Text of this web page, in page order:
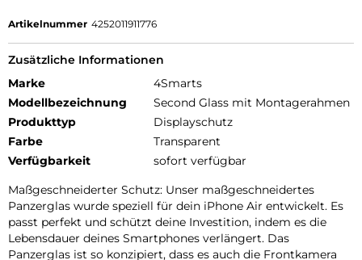
Artikelnummer 4252011911776
Zusätzliche Informationen
Marke
4Smarts
Modellbezeichnung
Second Glass mit Montagerahmen
Produkttyp
Displayschutz
Farbe
Transparent
Verfügbarkeit
sofort verfügbar
Maßgeschneiderter Schutz: Unser maßgeschneidertes
Panzerglas wurde speziell für dein iPhone Air entwickelt. Es
passt perfekt und schützt deine Investition, indem es die
Lebensdauer deines Smartphones verlängert. Das
Panzerglas ist so konzipiert, dass es auch die Frontkamera